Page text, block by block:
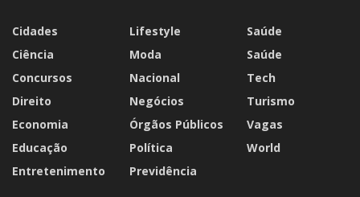
Cidades
Ciência
Concursos
Direito
Economia
Educação
Entretenimento
Lifestyle
Moda
Nacional
Negócios
Órgãos Públicos
Política
Previdência
Saúde
Saúde
Tech
Turismo
Vagas
World